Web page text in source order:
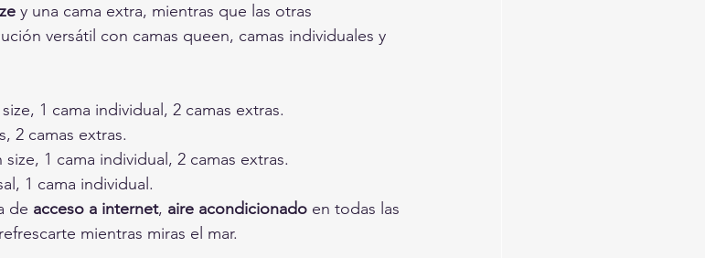
y una cama extra, mientras que las otras
versátil con camas queen, camas individuales y
1 cama individual, 2 camas extras.
2 camas extras.
size, 1 cama individual, 2 camas extras.
1 cama individual.
de acceso a internet, aire acondicionado en todas las
mientras miras el mar.